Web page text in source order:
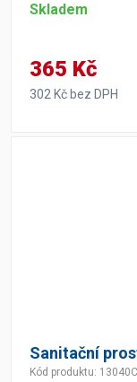
Skladem
365 Kč
302 Kč bez DPH
Sanitační
Kód produktu: 13040C